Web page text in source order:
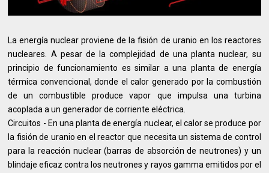
La energía nuclear proviene de la fisión de uranio en los reactores
nucleares. A pesar de la complejidad de una planta nuclear, su
principio de funcionamiento es similar a una planta de energía
térmica convencional, donde el calor generado por la combustión
de un combustible produce vapor que impulsa una turbina
acoplada a un generador de corriente eléctrica.
Circuitos - En una planta de energía nuclear, el calor se produce por
la fisión de uranio en el reactor que necesita un sistema de control
para la reacción nuclear (barras de absorción de neutrones) y un
blindaje eficaz contra los neutrones y rayos gamma emitidos por el